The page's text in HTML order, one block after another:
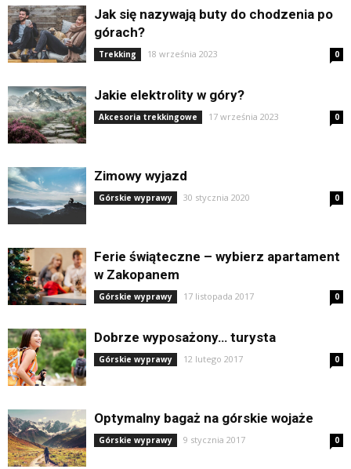
Jak się nazywają buty do chodzenia po
górach?
Trekking 18 września 2023 0
Jakie elektrolity w góry?
Akcesoria trekkingowe 17 września 2023 0
Zimowy wyjazd
Górskie wyprawy 30 stycznia 2020 0
Ferie świąteczne – wybierz apartament
w Zakopanem
Górskie wyprawy 17 listopada 2017 0
Dobrze wyposażony… turysta
Górskie wyprawy 12 lutego 2017 0
Optymalny bagaż na górskie wojaże
Górskie wyprawy 9 stycznia 2017 0